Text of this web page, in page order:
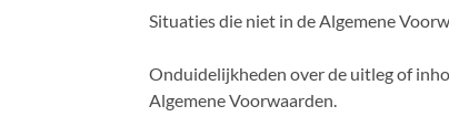
Situaties die niet in de Algemene
Onduidelijkheden over de uitleg of
Algemene Voorwaarden.